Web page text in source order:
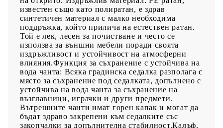
известен също като полиратан, е здрав
синтетичен материал с малко необходима
поддръжка, който прилича на естествен ратан.
Той е лек, лесен за почистване и често се
използва за външни мебели поради своята
издръжливост и устойчивост на атмосферни
влияния.Функция за съхранение с устойчива на
вода чанта: Всяка градинска седалка разполага с
място за съхранение под седалката, допълнено с
устойчива на вода чанта за съхранение на
възглавници, играчки и други предмети.
Вътрешните чанти имат горен капак и могат да
бъдат здраво закрепени към седалките със
закопчалки за допълнителна стабилност.Калъф,